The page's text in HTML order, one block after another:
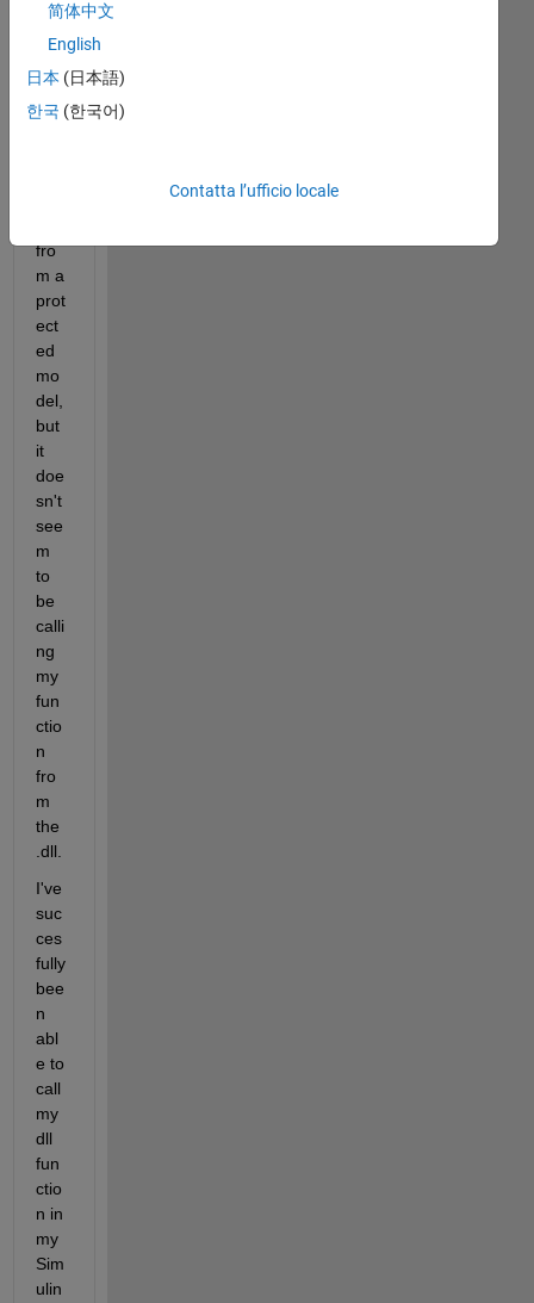
I've
bee
n
tryi
ng
fro
m a
prot
ect
ed
mo
del,
but
it
doe
sn't
see
m
to
be
calli
ng
my
fun
ctio
n
fro
m
the
.dll.
I've
suc
ces
fully
bee
n
abl
e to
call
my
dll
fun
ctio
n in
my
Sim
ulin
简体中文
English
日本 (日本語)
한국 (한국어)
Contatta l’ufficio locale